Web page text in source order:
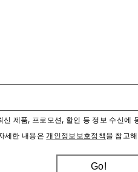
제품, 프로모션, 할인 등 정보 수신에
세한 내용은 개인정보보호정책을 참고해
Go!